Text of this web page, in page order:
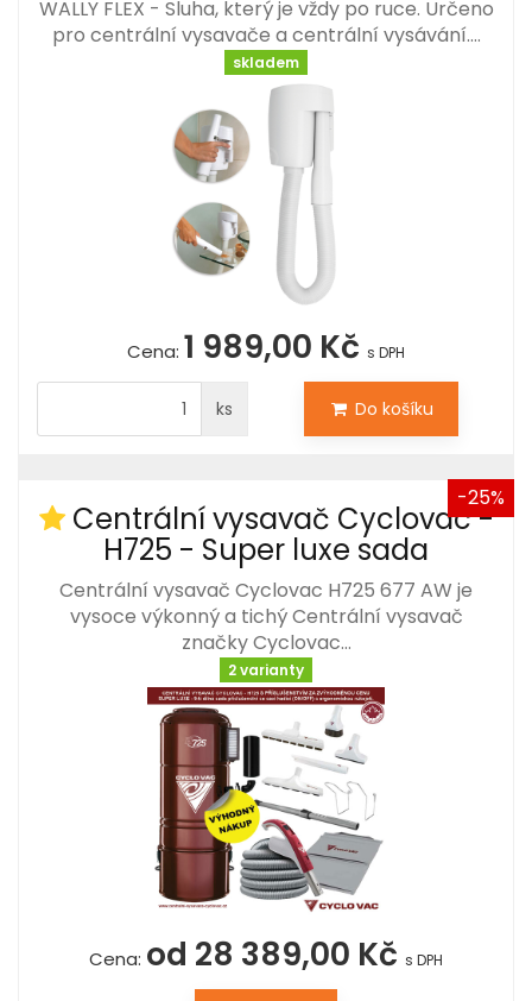
WALLY FLEX - Sluha, který je vždy po ruce. Určeno
pro centrální vysavače a centrální vysávání.…
skladem
Cena: 1 989,00 Kč s DPH
ks Do košíku
-25%
Centrální vysavač Cyclovac -
H725 - Super luxe sada
Centrální vysavač Cyclovac H725 677 AW je
vysoce výkonný a tichý Centrální vysavač
značky Cyclovac…
2 varianty
Cena: od 28 389,00 Kč s DPH